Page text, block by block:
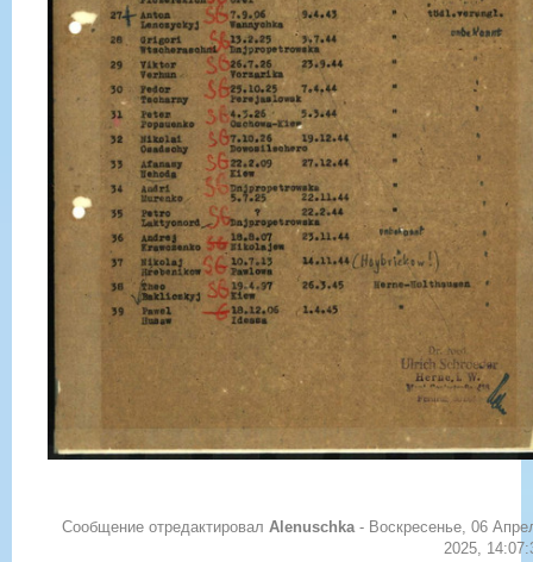
Сообщение отредактировал Alenuschka- Воскресенье, 06
2025,